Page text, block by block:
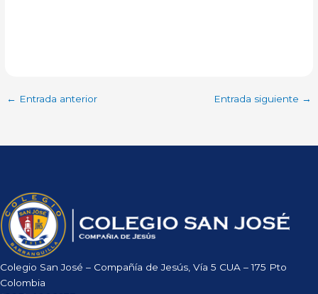
← Entrada anterior Entrada siguiente →
Colegio San José – Compañía de Jesús, Vía 5 CUA – 175 Pto
Colombia